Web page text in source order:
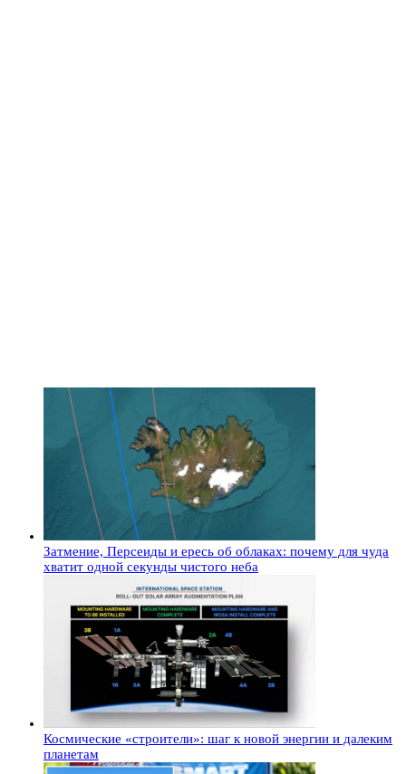
Затмение, Персеиды и ересь об облаках: почему для чуда
хватит одной секунды чистого неба
Космические «строители»: шаг к новой энергии и далеким
планетам